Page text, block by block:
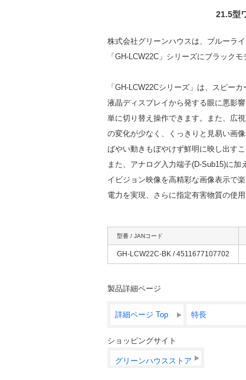
21.5型
株式会社グリーンハウスは、ブルーラ
「GH-LCW22C」シリーズにブラック
「GH-LCW22Cシリーズ」は、スピー
液晶ディスプレイから発する眼に悪影
単に切り替え操作できます。また、広
の変化が少なく、くっきりと見易い画
ばやい動きもぼやけず鮮明に映し出すこ
また、アナログ入力端子(D-Sub15)に
イビジョン映像を高精彩な画像表示で
電力を実現、さらに指定有害物質の使
型番 / JANコード
GH-LCW22C-BK / 4511677107702
製品詳細ページ
詳細ページ Top 特長
ショッピングサイト
グリーンハウスストア